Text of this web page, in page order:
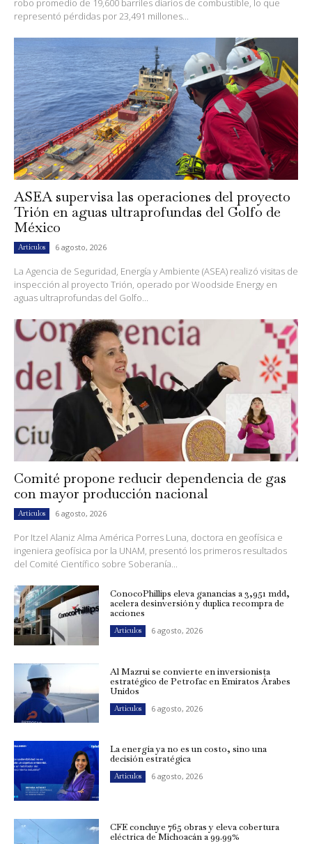
robo promedio de 19,600 barriles diarios de combustible, lo que
representó pérdidas por 23,491 millones...
ASEA supervisa las operaciones del proyecto
Trión en aguas ultraprofundas del Golfo de
México
Artículos 6 agosto, 2026
La Agencia de Seguridad, Energía y Ambiente (ASEA) realizó visitas de
inspección al proyecto Trión, operado por Woodside Energy en
aguas ultraprofundas del Golfo...
Comité propone reducir dependencia de gas
con mayor producción nacional
Artículos 6 agosto, 2026
Por Itzel Alaniz Alma América Porres Luna, doctora en geofísica e
ingeniera geofísica por la UNAM, presentó los primeros resultados
del Comité Científico sobre Soberanía...
ConocoPhillips eleva ganancias a 3,951 mdd,
acelera desinversión y duplica recompra de
acciones
Artículos 6 agosto, 2026
Al Mazrui se convierte en inversionista
estratégico de Petrofac en Emiratos Árabes
Unidos
Artículos 6 agosto, 2026
La energía ya no es un costo, sino una
decisión estratégica
Artículos 6 agosto, 2026
CFE concluye 765 obras y eleva cobertura
eléctrica de Michoacán a 99.99%